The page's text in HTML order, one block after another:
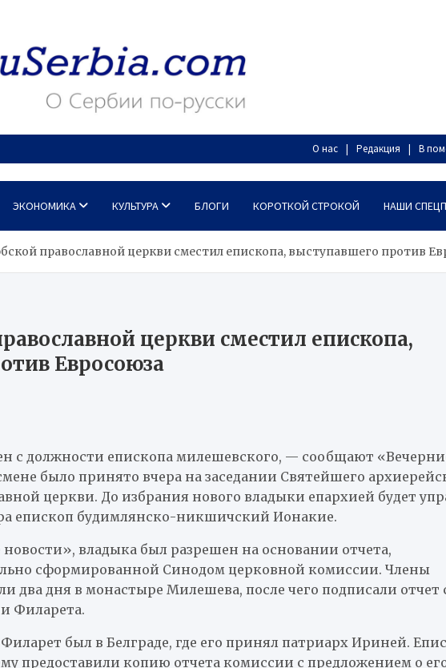
О нас Редакция В
ЭКОНОМИКА КУЛЬТУРА БЛОГИ КОРОТКОЙ СТРОКОЙ НАШИ
православной церкви сместил епископа, выступавшего против
церкви сместил епископа,
Евросоюза
с должности епископа милешевского, — сообщают
было принято вчера на заседании Святейшего
церкви. До избрания нового владыки епархией будет
епископ будимлянско-никшичский Ионакие.
владыка был разрешен на основании отчета,
сформированной Синодом церковной комиссии. Члены
два дня в монастыре Милешева, после чего подписали отчет
Филарета.
был в Белграде, где его принял патриарх Ириней.
предоставили копию отчета комиссии с предложением о